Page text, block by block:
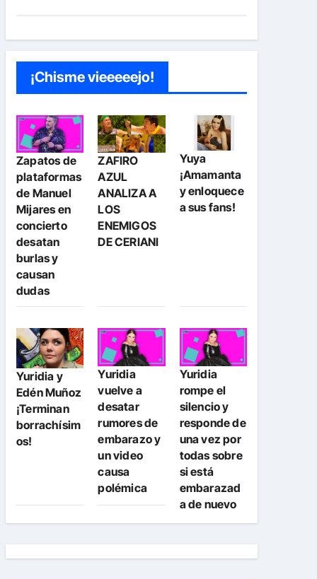
¡Chisme vieeeeejo!
Zapatos de
plataformas
de Manuel
Mijares en
concierto
desatan
burlas y
causan
dudas
ZAFIRO
AZUL
ANALIZA A
LOS
ENEMIGOS
DE CERIANI
Yuya
¡Amamanta
y enloquece
a sus fans!
Yuridia y
Edén Muñoz
¡Terminan
borrachísim
os!
Yuridia
vuelve a
desatar
rumores de
embarazo y
un video
causa
polémica
Yuridia
rompe el
silencio y
responde de
una vez por
todas sobre
si está
embarazad
a de nuevo